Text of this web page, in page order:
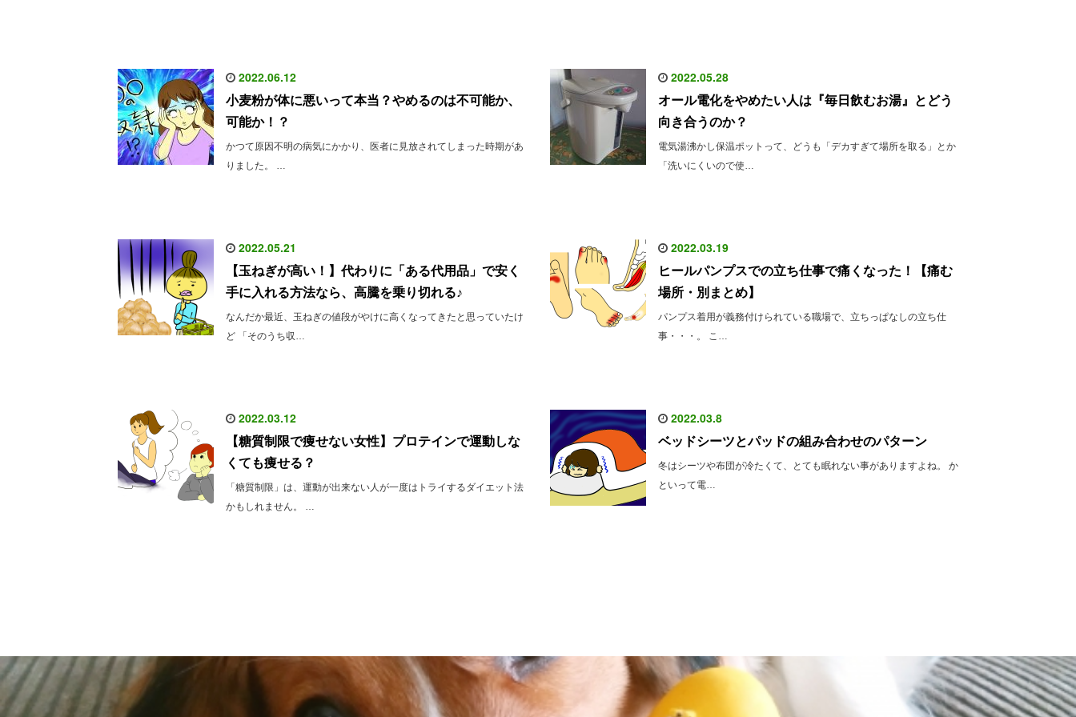
2022.06.12
小麦粉が体に悪いって本当？やめるのは不可能か、
可能か！？
かつて原因不明の病気にかかり、医者に見放されてしまった時期があ
りました。 …
2022.05.28
オール電化をやめたい人は『毎日飲むお湯』とどう
向き合うのか？
電気湯沸かし保温ポットって、どうも「デカすぎて場所を取る」とか
「洗いにくいので使…
2022.05.21
【玉ねぎが高い！】代わりに「ある代用品」で安く
手に入れる方法なら、高騰を乗り切れる♪
なんだか最近、玉ねぎの値段がやけに高くなってきたと思っていたけ
ど 「そのうち収…
2022.03.19
ヒールパンプスでの立ち仕事で痛くなった！【痛む
場所・別まとめ】
パンプス着用が義務付けられている職場で、立ちっぱなしの立ち仕
事・・・。 こ…
2022.03.12
【糖質制限で痩せない女性】プロテインで運動しな
くても痩せる？
「糖質制限」は、運動が出来ない人が一度はトライするダイエット法
かもしれません。 …
2022.03.8
ベッドシーツとパッドの組み合わせのパターン
冬はシーツや布団が冷たくて、とても眠れない事がありますよね。 か
といって電…